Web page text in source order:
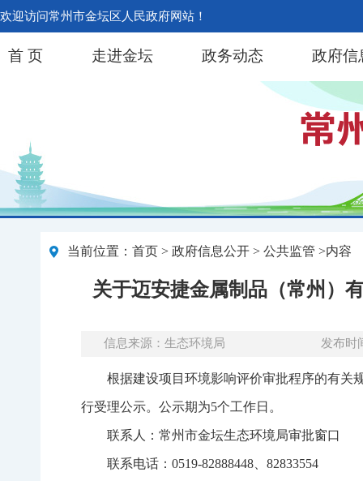
欢迎访问常州市金坛区人民政府网站！
首 页 走进金坛 政务动态 政府信
当前位置： 首页 > 政府信息公开 > 公共监管 >内容
关于迈安捷金属制品（常州）
信息来源：生态环境局 发布时
根据建设项目环境影响评价审批程序的有关
行受理公示。公示期为5个工作日。
联系人：常州市金坛生态环境局审批窗口
联系电话：0519-82888448、82833554